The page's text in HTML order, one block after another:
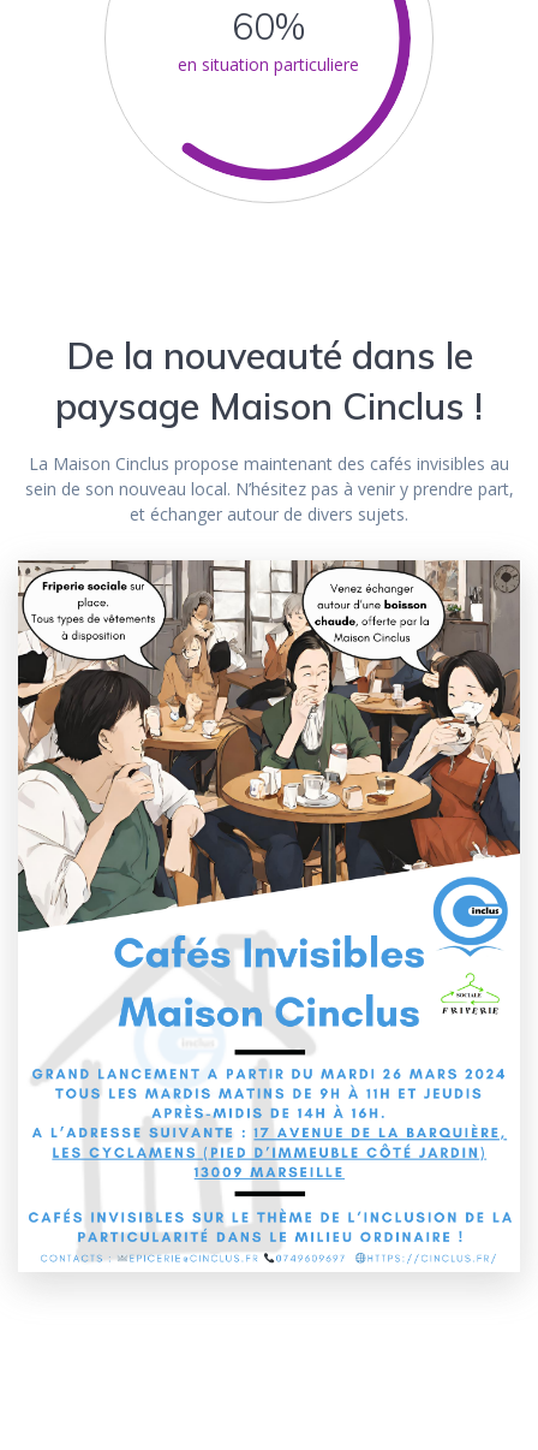
60%
en situation particuliere
De la nouveauté dans le
paysage Maison Cinclus !
La Maison Cinclus propose maintenant des cafés invisibles au
sein de son nouveau local. N’hésitez pas à venir y prendre part,
et échanger autour de divers sujets.